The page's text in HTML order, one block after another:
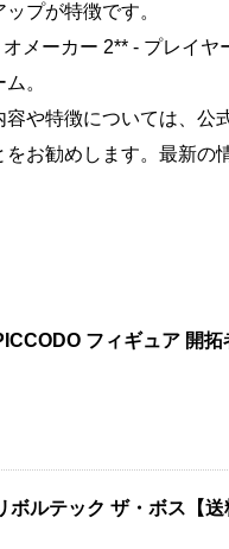
プが特徴です。
メーカー 2** - プレイ
。
容や特徴については、公
お勧めします。最新の
フィギュア 開
ボルテック ザ・ボス【